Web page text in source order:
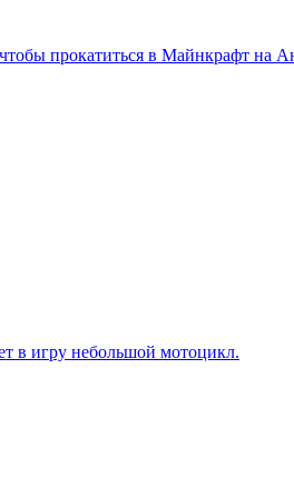
прокатиться в Майнкрафт на
в игру небольшой мотоцикл.